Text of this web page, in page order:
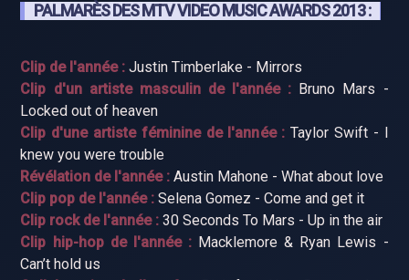
PALMARÈS DES MTV VIDEO MUSIC AWARDS 2013 :
Clip de l'année : Justin Timberlake - Mirrors
Clip d'un artiste masculin de l'année : Bruno Mars -
Locked out of heaven
Clip d'une artiste féminine de l'année : Taylor Swift - I
knew you were trouble
Révélation de l'année : Austin Mahone - What about love
Clip pop de l'année : Selena Gomez - Come and get it
Clip rock de l'année : 30 Seconds To Mars - Up in the air
Clip hip-hop de l'année :Macklemore & Ryan Lewis -
Can’t hold us